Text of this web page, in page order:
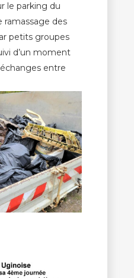
le parking du
ramassage des
petits groupes
d’un moment
entre